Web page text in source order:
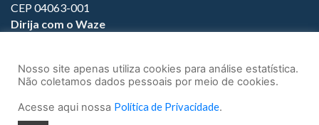
CEP 04063-001
Dirija com o Waze
(11) 3147-1800
Nosso site apenas utiliza cookies para análise estatística.
Não coletamos dados pessoais por meio de cookies.
Acesse aqui nossa Política de Privacidade.